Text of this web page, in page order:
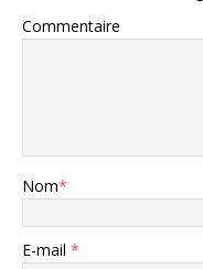
Commentaire
Nom*
E-mail *